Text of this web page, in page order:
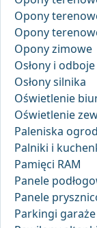
Opony
Opony
Opony zimowe
Osłony i odboje
Osłony silnika
Oświetlenie
Oświetlenie
Paleniska
Palniki i
Pamięci RAM
Panele
Panele
Parkingi